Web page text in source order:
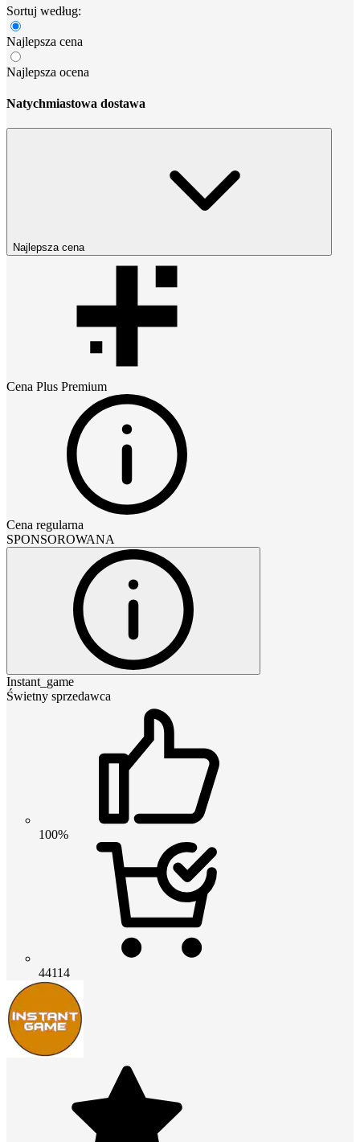
Sortuj według:
Najlepsza cena
Najlepsza ocena
Natychmiastowa dostawa
Najlepsza cena
Cena Plus Premium
Cena regularna
SPONSOROWANA
Instant_game
Świetny sprzedawca
100%
44114